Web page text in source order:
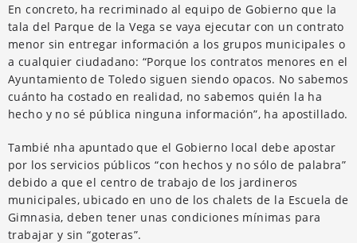
En concreto, ha recriminado al equipo de Gobierno que la
tala del Parque de la Vega se vaya ejecutar con un contrato
menor sin entregar información a los grupos municipales o
a cualquier ciudadano: “Porque los contratos menores en el
Ayuntamiento de Toledo siguen siendo opacos. No sabemos
cuánto ha costado en realidad, no sabemos quién la ha
hecho y no sé pública ninguna información”, ha apostillado.
Tambié nha apuntado que el Gobierno local debe apostar
por los servicios públicos “con hechos y no sólo de palabra”
debido a que el centro de trabajo de los jardineros
municipales, ubicado en uno de los chalets de la Escuela de
Gimnasia, deben tener unas condiciones mínimas para
trabajar y sin “goteras”.